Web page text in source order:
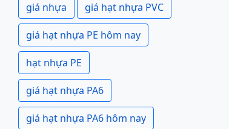
giá nhựa giá hạt nhựa PVC
giá hạt nhựa PE hôm nay
hạt nhựa PE
giá hạt nhựa PA6
giá hạt nhựa PA6 hôm nay